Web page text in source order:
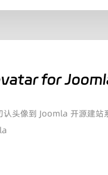
for
认头像到 Joomla 开源建